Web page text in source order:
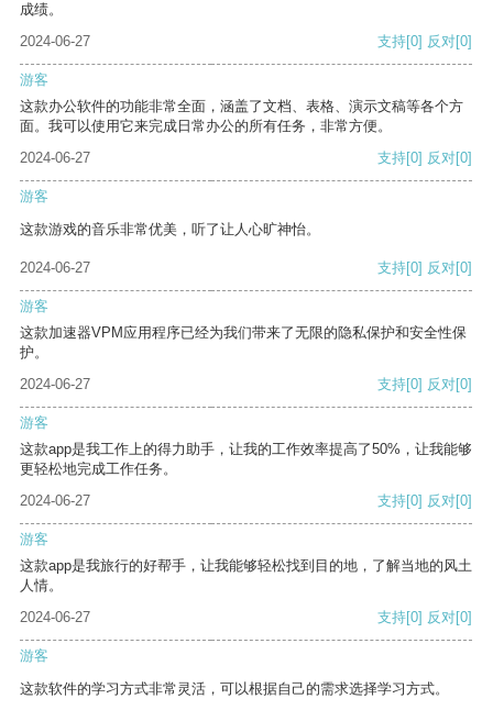
成绩。
2024-06-27
支持[0] 反对[0]
游客
这款办公软件的功能非常全面，涵盖了文档、表格、演示文稿等各个方
面。我可以使用它来完成日常办公的所有任务，非常方便。
2024-06-27
支持[0] 反对[0]
游客
这款游戏的音乐非常优美，听了让人心旷神怡。
2024-06-27 支持[0] 反对[0]
游客
这款加速器VPM应用程序已经为我们带来了无限的隐私保护和安全性保
护。
2024-06-27
支持[0] 反对[0]
游客
这款app是我工作上的得力助手，让我的工作效率提高了50%，让我能够
更轻松地完成工作任务。
2024-06-27
支持[0] 反对[0]
游客
这款app是我旅行的好帮手，让我能够轻松找到目的地，了解当地的风土
人情。
2024-06-27
支持[0] 反对[0]
游客
这款软件的学习方式非常灵活，可以根据自己的需求选择学习方式。